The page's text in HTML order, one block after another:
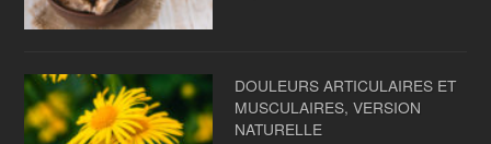
DOULEURS ARTICULAIRES ET
MUSCULAIRES, VERSION
NATURELLE